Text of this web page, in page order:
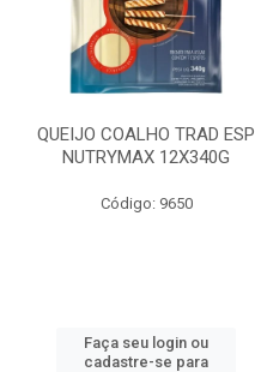
QUEIJO COALHO TRAD ESP
NUTRYMAX 12X340G
Código: 9650
Faça seu login ou
cadastre-se para